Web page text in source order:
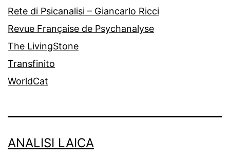
Rete di Psicanalisi – Giancarlo Ricci
Revue Française de Psychanalyse
The LivingStone
Transfinito
WorldCat
ANALISI LAICA